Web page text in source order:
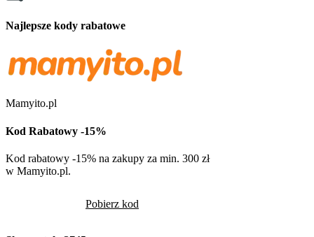
Najlepsze kody rabatowe
Mamyito.pl
Kod Rabatowy -15%
Kod rabatowy -15% na zakupy za min. 300 zł
w Mamyito.pl.
Pobierz kod